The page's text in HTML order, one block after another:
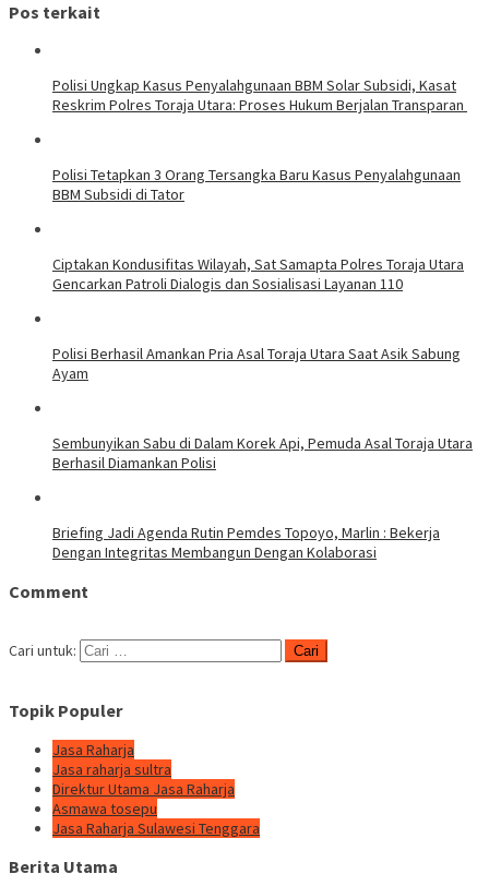
Pos terkait
Polisi Ungkap Kasus Penyalahgunaan BBM Solar Subsidi, Kasat
Reskrim Polres Toraja Utara: Proses Hukum Berjalan Transparan
Polisi Tetapkan 3 Orang Tersangka Baru Kasus Penyalahgunaan
BBM Subsidi di Tator
Ciptakan Kondusifitas Wilayah, Sat Samapta Polres Toraja Utara
Gencarkan Patroli Dialogis dan Sosialisasi Layanan 110
Polisi Berhasil Amankan Pria Asal Toraja Utara Saat Asik Sabung
Ayam
Sembunyikan Sabu di Dalam Korek Api, Pemuda Asal Toraja Utara
Berhasil Diamankan Polisi
Briefing Jadi Agenda Rutin Pemdes Topoyo, Marlin : Bekerja
Dengan Integritas Membangun Dengan Kolaborasi
Comment
Cari untuk:
Topik Populer
Jasa Raharja
Jasa raharja sultra
Direktur Utama Jasa Raharja
Asmawa tosepu
Jasa Raharja Sulawesi Tenggara
Berita Utama